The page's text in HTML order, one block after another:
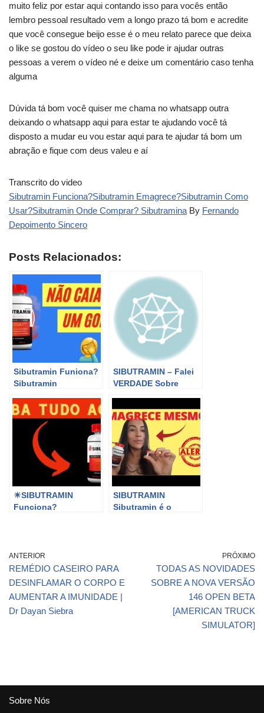
muito feliz por estar aqui contando isso para vocês então
lembro pessoal resultado vem a longo prazo tá bom e acredite
que você consegue beijo esse é o meu relato parece que deixa
o like se gostou do vídeo o seu like pode ir ajudar outras
pessoas a verem o vídeo né e deixe um comentário caso tenha
alguma
Dúvida tá bom você quiser me chama no whatsapp outra
deixando o whatsapp aqui para estar te ajudando você tá
disposto a mudar eu vou estar aqui para te ajudar tá bom um
abração e fique com deus valeu e aí
Transcrito do video
Sibutramin Funciona?Sibutramin Emagrece?Sibutramin Como
Usar?Sibutramin Onde Comprar? Sibutramina By Fernando
Depoimento Sincero
Posts Relacionados:
Sibutramin Funiona?
Sibutramin
Usar Sibutramin?
Onde Comprar
Sibutramin?
Sibutramina
SIBUTRAMIN – Falei
VERDADE Sobre
Sibutramin AGE?
Sibutramin Onde
Comprar?
Sibutramina
☀SIBUTRAMIN
Funciona?
Comprar
SIBUTRAMIN?
SIBUTRAMIN
Sibutramin é o
Sibutramin
emagrece?
ANTERIOR
REMÉDIO CASEIRO PARA
DESINFLAMAR O CORPO E
AUMENTAR A IMUNIDADE |
Dr Dayan Siebra
PRÓXIMO
TODAS AS NOVIDADES
SOBRE A NOVA VERSÃO
146 OPEN BETA
[AMERICAN TRUCK
SIMULATOR]
Sobre Nós